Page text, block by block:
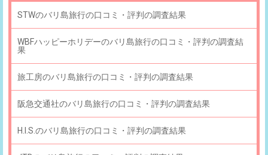
STWのバリ島旅行の口コミ・評判の調査結果
WBFハッピーホリデーのバリ島旅行の口コミ・評判の調査結
果
旅工房のバリ島旅行の口コミ・評判の調査結果
阪急交通社のバリ島旅行の口コミ・評判の調査結果
H.I.S.のバリ島旅行の口コミ・評判の調査結果